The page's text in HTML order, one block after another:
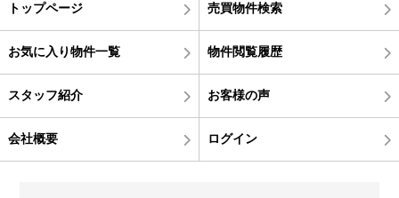
トップページ 売買物件検索
お気に入り物件一覧 物件閲覧履歴
スタッフ紹介 お客様の声
会社概要 ログイン